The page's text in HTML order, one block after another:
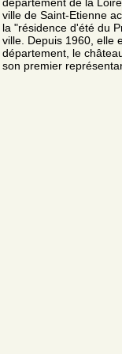
ville de Saint-Etienne
la "résidence d'été du
ville. Depuis 1960, elle
département, le
son premier